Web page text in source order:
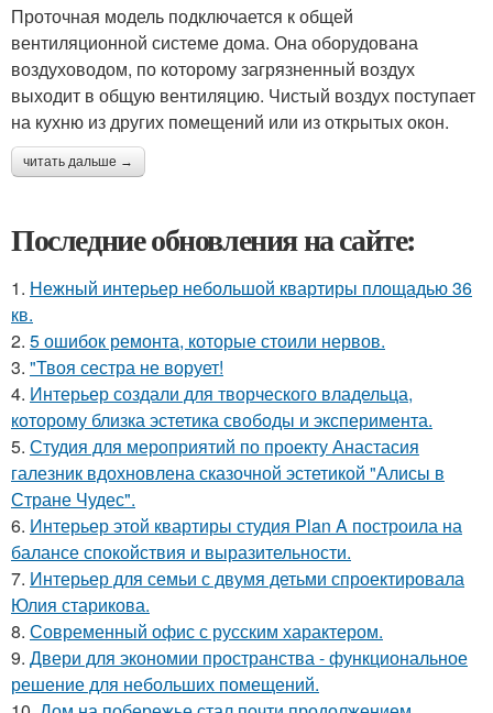
Проточная модель подключается к общей
вентиляционной системе дома. Она оборудована
воздуховодом, по которому загрязненный воздух
выходит в общую вентиляцию. Чистый воздух поступает
на кухню из других помещений или из открытых окон.
читать дальше →
Последние обновления на сайте:
1. Нежный интерьер небольшой квартиры площадью 36
кв.
2. 5 ошибок ремонта, которые стоили нервов.
3. "Твоя сестра не ворует!
4. Интерьер создали для творческого владельца,
которому близка эстетика свободы и эксперимента.
5. Студия для мероприятий по проекту Анастасия
галезник вдохновлена сказочной эстетикой "Алисы в
Стране Чудес".
6. Интерьер этой квартиры студия Plan A построила на
балансе спокойствия и выразительности.
7. Интерьер для семьи с двумя детьми спроектировала
Юлия старикова.
8. Современный офис с русским характером.
9. Двери для экономии пространства - функциональное
решение для небольших помещений.